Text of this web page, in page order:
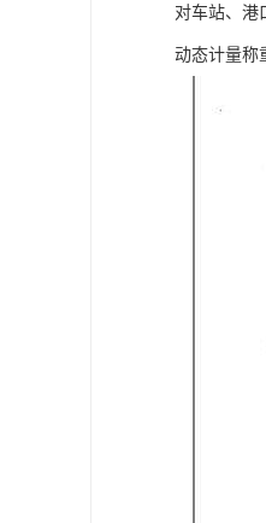
对车站、港
动态计量称